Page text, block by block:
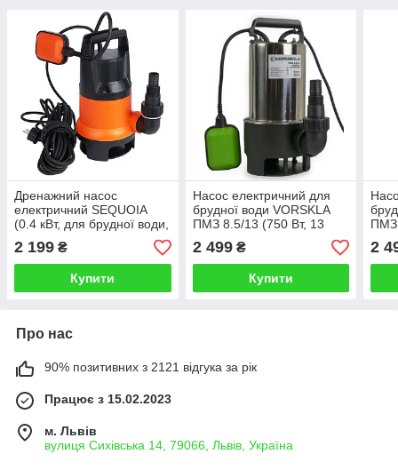
Дренажний насос
електричний SEQUOIA
(0.4 кВт, для брудної води,
8000 л/год, 0.5 бар, з
поплавком)
2 199 ₴
Купити
Насос електричний для
брудної води VORSKLA
ПМЗ 8.5/13 (750 Вт, 13
куб.м/год)
2 499₴
Купити
ПМЗ
2
Про нас
90% позитивних з 2121 відгука за рік
Працює з 15.02.2023
м. Львів
вулиця Сихівська 14, 79066, Львів, Україна